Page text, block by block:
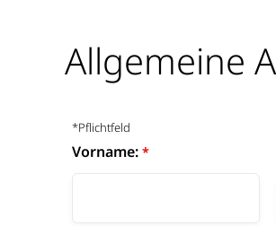
Allgemeine
*Pflichtfeld
Vorname: